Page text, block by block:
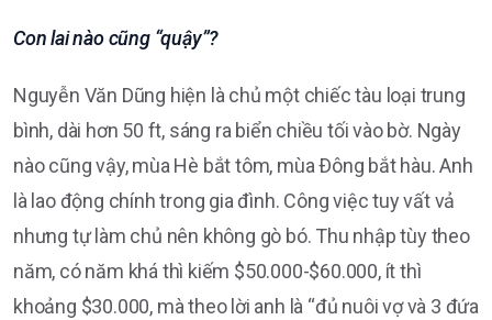
Con lai nào cũng “quậy”?
Nguyễn Văn Dũng hiện là chủ một chiếc tàu loại trung
bình, dài hơn 50 ft, sáng ra biển chiều tối vào bờ. Ngày
nào cũng vậy, mùa Hè bắt tôm, mùa Ðông bắt hàu. Anh
là lao động chính trong gia đình. Công việc tuy vất vả
nhưng tự làm chủ nên không gò bó. Thu nhập tùy theo
năm, có năm khá thì kiếm $50.000-$60.000, ít thì
khoảng $30.000, mà theo lời anh là “đủ nuôi vợ và 3 đứa